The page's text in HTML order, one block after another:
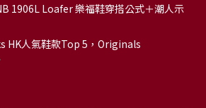
1906L Loafer 樂福鞋穿搭公式＋潮人示
HK人氣鞋款Top 5，Originals